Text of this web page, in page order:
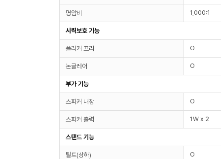
명암비 1,000:1
시력보호 기능
플리커 프리 O
논글레어 O
부가 기능
스피커 내장 O
스피커 출력 1W x 2
스탠드 기능
틸트(상하) O